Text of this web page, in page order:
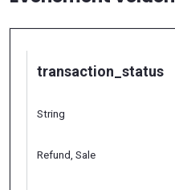
transaction_status
String
Refund, Sale